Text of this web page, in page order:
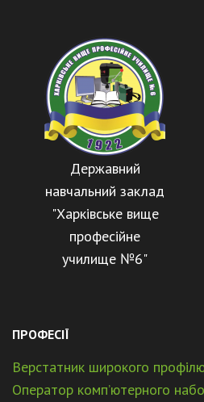
Державний
навчальний заклад
"Харківське вище
професійне
училище №6"
ПРОФЕСІЇ
Верстатник широкого
Оператор комп’ютерного